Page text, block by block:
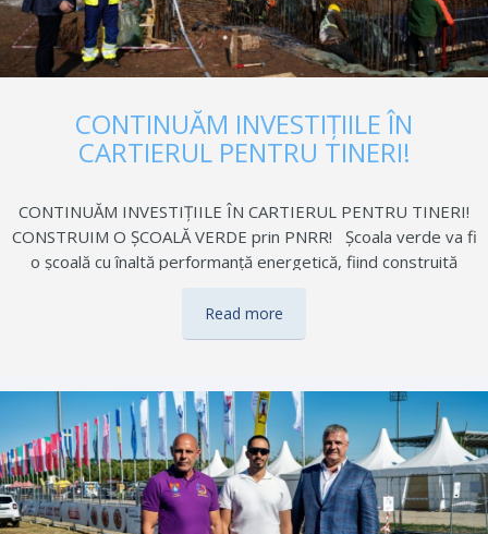
CONTINUĂM INVESTIȚIILE ÎN
CARTIERUL PENTRU TINERI!
CONTINUĂM INVESTIȚIILE ÎN CARTIERUL PENTRU TINERI!
CONSTRUIM O ȘCOALĂ VERDE prin PNRR! Școala verde va fi
o școală cu înaltă performanță energetică, fiind construită
și cu materiale de construcție verzi. Durata de execuție este
de 12 luni, echipele implicate respectă termenele asumate, iar
finalizarea în condiții optime. Proiectul se derulează în baza
contractului de finanțare nr. 12252/22.08.2024 încheiat UAT
Oraş Buftea în calitate de Beneficiar și Ministerul Educației, în
calitate de coordonator de reforme și/sau investiții
responsabil pentru Componenta C15: Educație…
Read more